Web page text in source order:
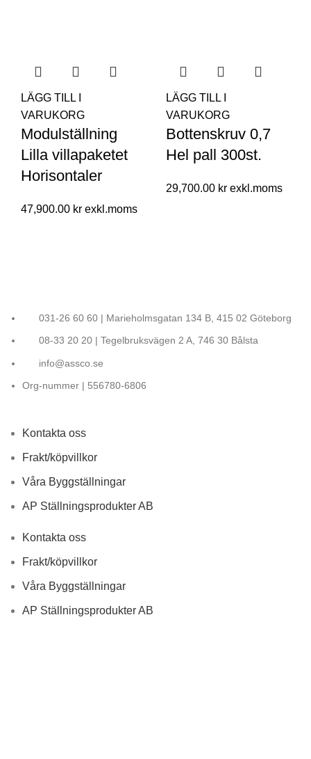
LÄGG TILL I
VARUKORG
Modulställning
Lilla villapaketet
Horisontaler
47,900.00 kr
LÄGG TILL I
VARUKORG
Bottenskruv 0,7
Hel pall 300st.
29,700.00 kr
031-26 60 60 | Marieholmsgatan 134 B, 415 02 Göteborg
08-33 20 20 | Tegelbruksvägen 2 A, 746 30 Bålsta
info@assco.se
Org-nummer | 556780-6806
Kontakta oss
Frakt/köpvillkor
Våra Byggställningar
AP Ställningsprodukter AB
Kontakta oss
Frakt/köpvillkor
Våra Byggställningar
AP Ställningsprodukter AB